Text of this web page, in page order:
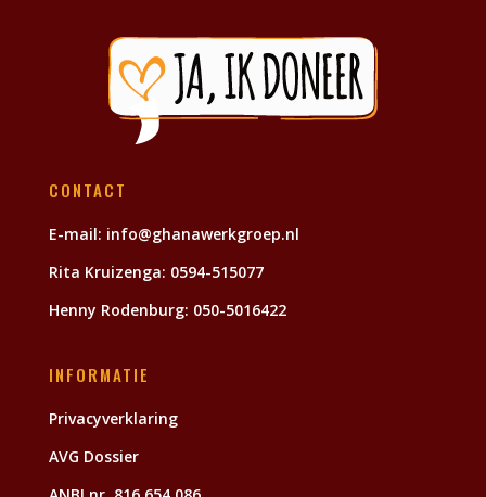
CONTACT
E-mail: info@ghanawerkgroep.nl
Rita Kruizenga: 0594-515077
Henny Rodenburg: 050-5016422
INFORMATIE
Privacyverklaring
AVG Dossier